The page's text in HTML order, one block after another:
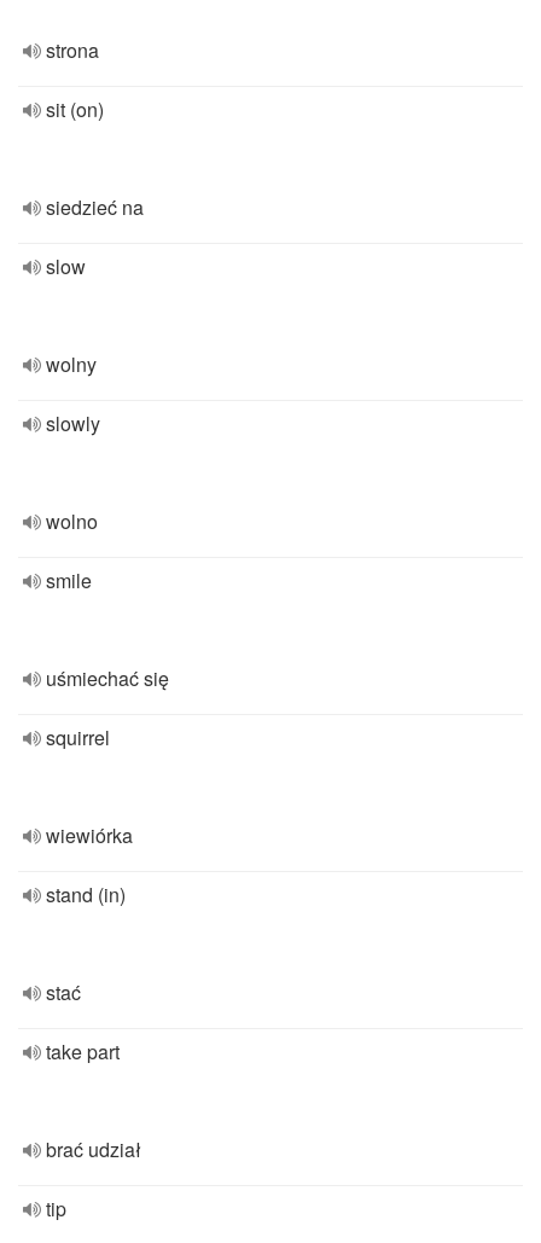
strona
sit (on)
siedzieć na
slow
wolny
slowly
wolno
smile
uśmiechać się
squirrel
wiewiórka
stand (in)
stać
take part
brać udział
tip